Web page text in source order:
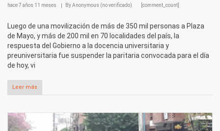
hace7 años 11 meses ByAnonymous (no verificado) [comment_count]
Luego de una movilización de más de 350 mil personas a Plaza
de Mayo, y más de 200 mil en 70 localidades del país, la
respuesta del Gobierno a la docencia universitaria y
preuniversitaria fue suspender la paritaria convocada para el día
de hoy, vi
Leer más